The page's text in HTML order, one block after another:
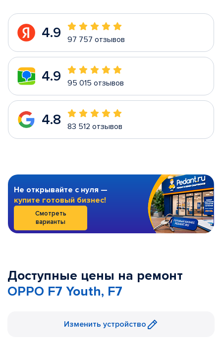
4.9 97 757 отзывов
4.9 95 015 отзывов
4.8 83 512 отзывов
Не открывайте с нуля —
купите готовый бизнес!
Смотреть
варианты
Доступные цены на ремонт
OPPO F7 Youth, F7
Изменить устройство